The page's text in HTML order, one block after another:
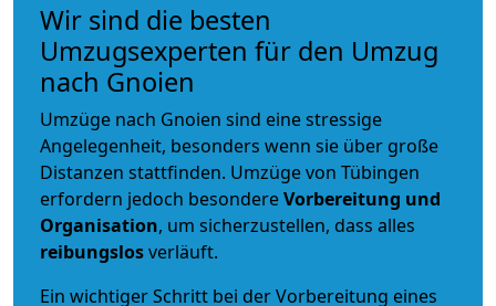
Wir sind die besten
Umzugsexperten für den Umzug
nach Gnoien
Umzüge nach Gnoien sind eine stressige
Angelegenheit, besonders wenn sie über große
Distanzen stattfinden. Umzüge von Tübingen
erfordern jedoch besondereVorbereitung und
Organisation, um sicherzustellen, dass alles
reibungslosverläuft.
Ein wichtiger Schritt bei der Vorbereitung eines